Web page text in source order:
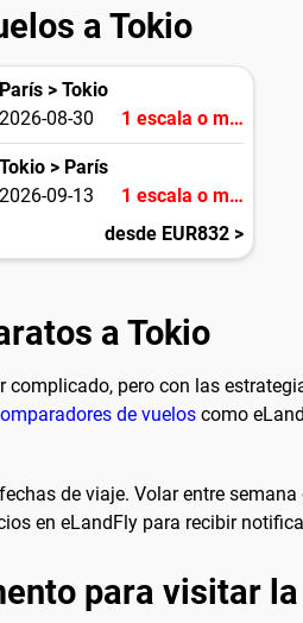
a Tokio
París > Tokio
2026-08-30
1 escala o más
Tokio > París
2026-09-13
1 escala o más
desde EUR832 >
a Tokio
complicado, pero con las
de vuelos como
de viaje. Volar entre
en eLandFly para recibir
para visitar